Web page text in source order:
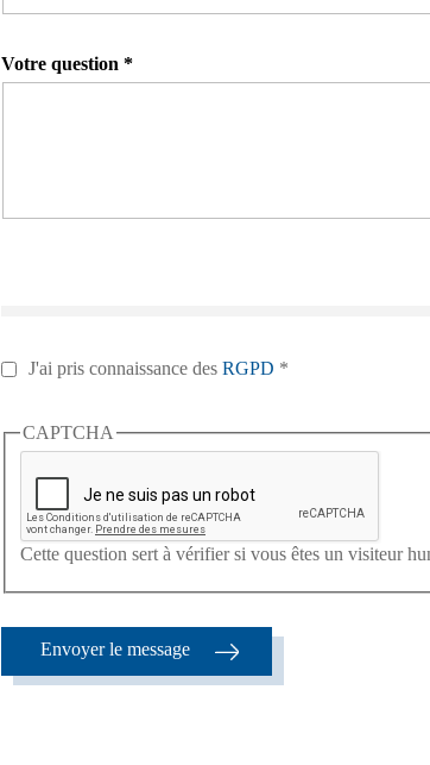
Votre question *
RGPD
J'ai pris connaissance des RGPD *
CAPTCHA
Cette question sert à vérifier si vous êtes un visiteur